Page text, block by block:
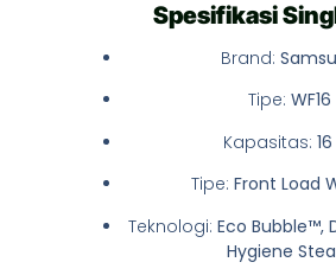
Spesifikasi
Brand:
Tipe: WF16
Kapasitas:
Tipe: Front Load
Teknologi: Eco Bubble™,
Hygiene